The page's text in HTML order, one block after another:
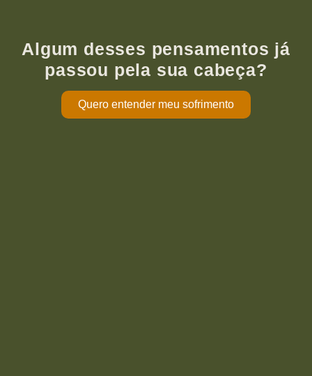
Algum desses pensamentos já
passou pela sua cabeça?
Quero entender meu sofrimento